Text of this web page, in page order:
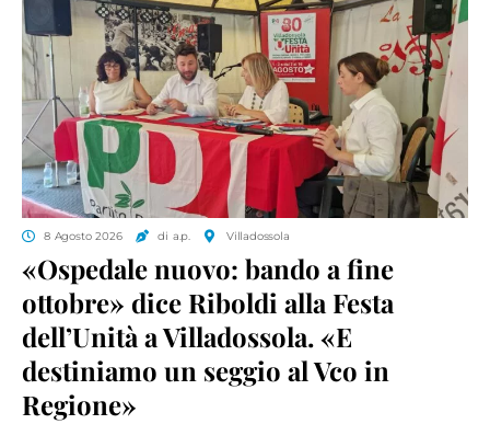
8 Agosto 2026 di a.p. Villadossola
«Ospedale nuovo: bando a fine
ottobre» dice Riboldi alla Festa
dell’Unità a Villadossola. «E
destiniamo un seggio al Vco in
Regione»